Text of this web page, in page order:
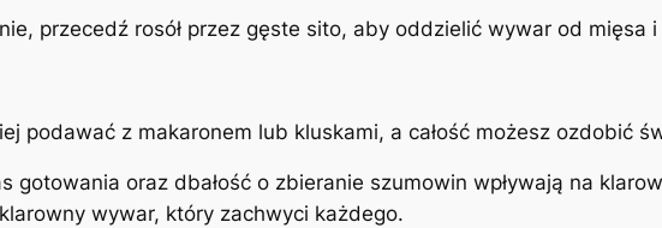
przecedź rosół przez gęste sito, aby oddzielić wywar od mięsa
podawać z makaronem lub kluskami, a całość możesz ozdobić
gotowania oraz dbałość o zbieranie szumowin wpływają na
wywar, który zachwyci każdego.